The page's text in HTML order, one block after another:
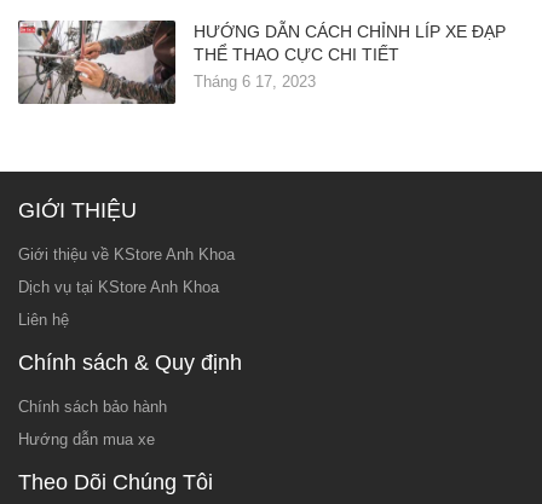
HƯỚNG DẪN CÁCH CHỈNH LÍP XE ĐẠP
THỂ THAO CỰC CHI TIẾT
Tháng 6 17, 2023
GIỚI THIỆU
Giới thiệu về KStore Anh Khoa
Dịch vụ tại KStore Anh Khoa
Liên hệ
Chính sách & Quy định
Chính sách bảo hành
Hướng dẫn mua xe
Theo Dõi Chúng Tôi